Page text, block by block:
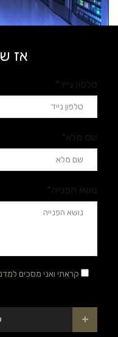
אז
טלפון נייד*
שם מלא*
נושא הפנייה*
קראתי ואני מסכים
+